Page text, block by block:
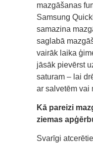
mazgāšanas
Samsung
samazina
saglabā
vairāk laika
jāsāk pievērst
saturam – lai
ar salvetēm vai
Kā pareizi
ziemas
Svarīgi